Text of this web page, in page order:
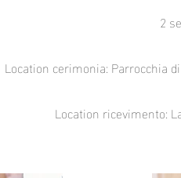
2
Location cerimonia: Parrocchia
Location ricevimento: